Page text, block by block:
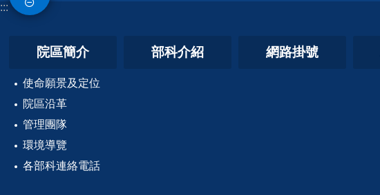
:::
院區簡介
使命願景及定位
院區沿革
管理團隊
環境導覽
各部科連絡電話
部科介紹 網路掛號